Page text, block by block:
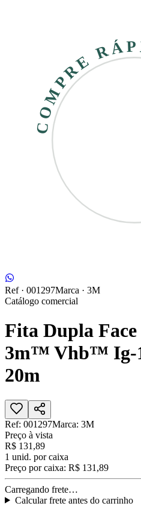
COMPRE
Ref · 001297Marca · 3M
Catálogo comercial
Fita Dupla Face
3m™ Vhb™ Ig-
20m
Ref: 001297Marca: 3M
Preço à vista
R$ 131,89
1 unid. por caixa
Preço por caixa: R$ 131,89
Carregando frete…
Calcular frete antes do carrinho